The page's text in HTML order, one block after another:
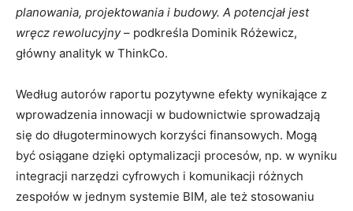
planowania, projektowania i budowy. A potencjał jest
wręcz rewolucyjny– podkreśla Dominik Różewicz,
główny analityk w ThinkCo.
Według autorów raportu pozytywne efekty wynikające z
wprowadzenia innowacji w budownictwie sprowadzają
się do długoterminowych korzyści finansowych. Mogą
być osiągane dzięki optymalizacji procesów, np. w wyniku
integracji narzędzi cyfrowych i komunikacji różnych
zespołów w jednym systemie BIM, ale też stosowaniu